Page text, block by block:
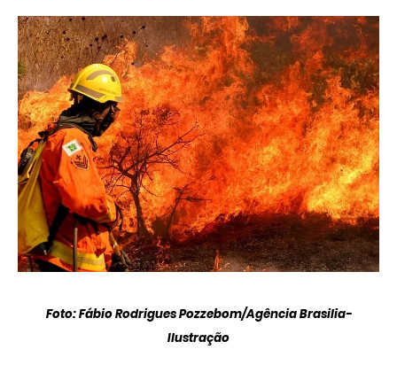
Foto: Fábio Rodrigues Pozzebom/Agência Brasilia-
Ilustração